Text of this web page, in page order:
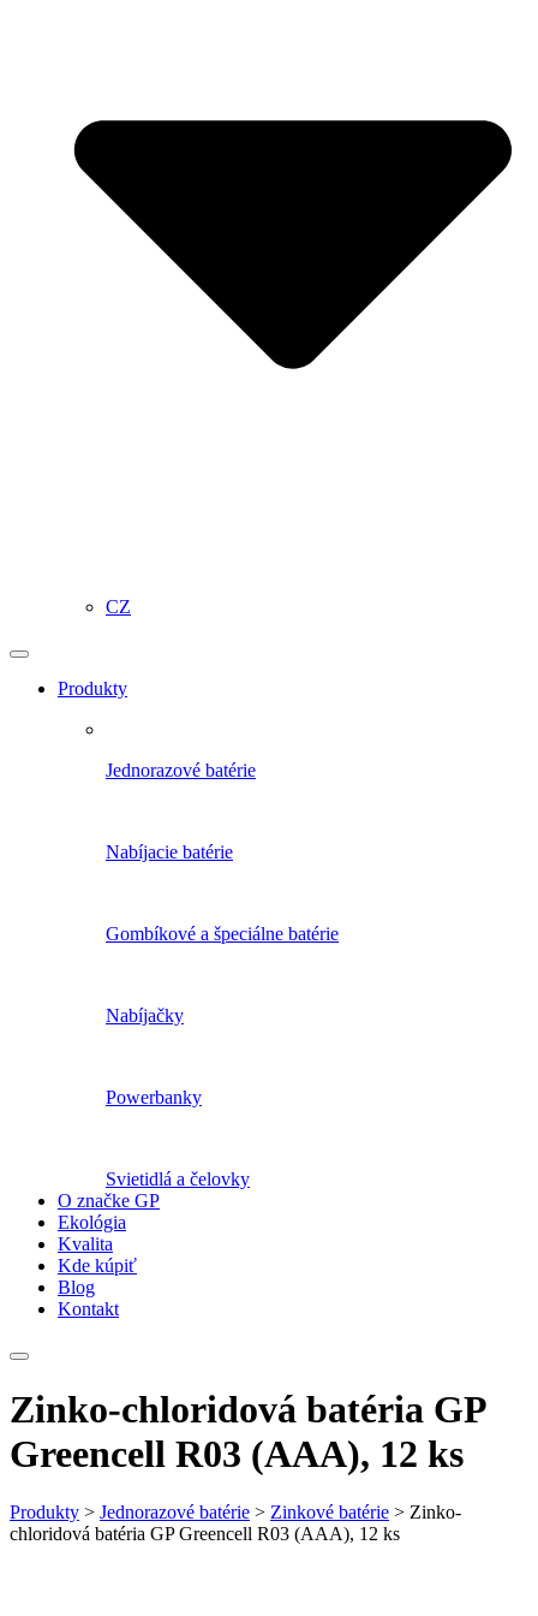
CZ
Produkty
Jednorazové batérie
Nabíjacie batérie
Gombíkové a špeciálne batérie
Nabíjačky
Powerbanky
Svietidlá a čelovky
O značke GP
Ekológia
Kvalita
Kde kúpiť
Blog
Kontakt
Zinko-chloridová batéria GP
Greencell R03 (AAA), 12 ks
Produkty > Jednorazové batérie > Zinkové batérie > Zinko-
chloridová batéria GP Greencell R03 (AAA), 12 ks